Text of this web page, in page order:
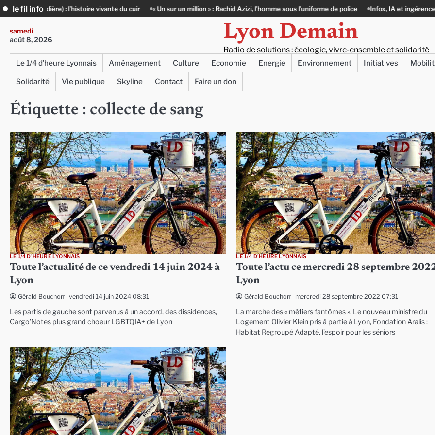
Skip
to
content
le fil info
: l’histoire vivante du cuir « Un sur un million » : Rachid Azizi, l’homme sous l’uniforme de police Infox, IA et ingérences : le
samedi
août 8, 2026
Lyon Demain
Radio de solutions : écologie, vivre-ensemble et solidarité
Le 1/4 d’heure Lyonnais Aménagement Culture Economie Energie Environnement Initiatives
Solidarité
Vie publique Skyline Contact Faire un don
Étiquette : collecte de sang
LE 1/4 D'HEURE LYONNAIS
Toute l’actualité de ce vendredi 14 juin 2024 à
Lyon
Gérald Bouchon vendredi 14 juin 2024 08:31
Les partis de gauche sont parvenus à un accord, des dissidences,
Cargo’Notes plus grand choeur LGBTQIA+ de Lyon
LE 1/4 D'HEURE LYONNAIS
Toute l’actu ce mercredi 28 septembre
Lyon
Gérald Bouchon mercredi 28 septembre 2022 07:31
La marche des « métiers fantômes », Le nouveau ministre du
Logement Olivier Klein pris à partie à Lyon, Fondation Aralis :
Habitat Regroupé Adapté, l’espoir pour les séniors